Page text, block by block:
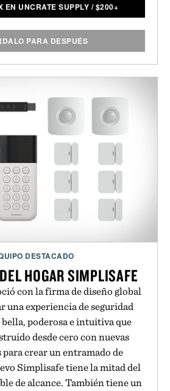
EN UNCRATE SUPPLY /$200+
PARA DESPUÉS
DESTACADO
HOGAR SIMPLISAFE
con la firma de diseño global
una experiencia de seguridad
poderosa e intuitiva que
desde cero con nuevas
crear un entramado de
Simplisafe tiene la mitad del
de alcance. También tiene un